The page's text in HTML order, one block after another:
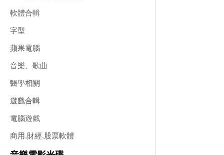
軟體合輯
字型
蘋果電腦
音樂、歌曲
醫學相關
遊戲合輯
電腦遊戲
商用.財經.股票軟體